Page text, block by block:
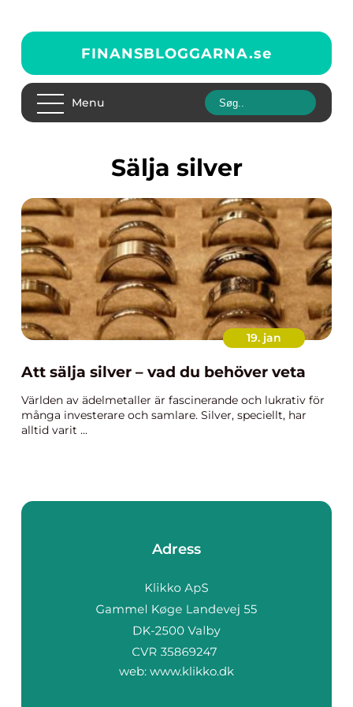
FINANSBLOGGARNA.se
Menu
Sälja silver
19. jan
Att sälja silver – vad du behöver veta
Världen av ädelmetaller är fascinerande och lukrativ för
många investerare och samlare. Silver, speciellt, har
alltid varit ...
Adress
web: www.klikko.dk